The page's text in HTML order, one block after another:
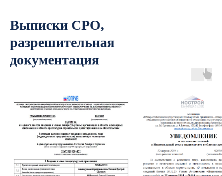
Выписки СРО,
разрешительная
документация